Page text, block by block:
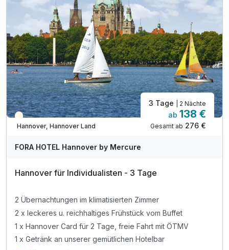
Gratis: Eintritt in das Hase Bad (2 min entfernt)
Gratis: Nutzung der Sauna und Fitnessgeräte
Gratis: Nutzung der Tennis- und Squashplätze
Gratis: W-Lan im gesamten Hotel
Gratis: Hotelparkplatz während des Aufenthalts
Teilweise ausgelastet
Hannover, Hannover Land
3 Tage | 2 Nächte
ab 138 €
Gesamt ab 276 €
FORA HOTEL Hannover by Mercure
Hannover für Individualisten - 3 Tage
2 Übernachtungen im klimatisierten Zimmer
2 x leckeres u. reichhaltiges Frühstück vom Buffet
1 x Hannover Card für 2 Tage, freie Fahrt mit ÖTMV
1 x Getränk an unserer gemütlichen Hotelbar